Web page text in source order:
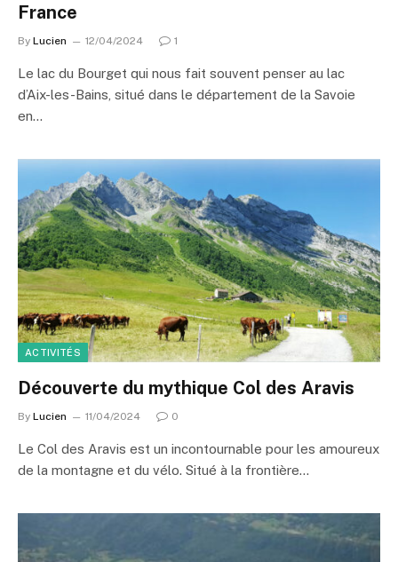
France
By Lucien 12/04/2024 1
Le lac du Bourget qui nous fait souvent penser au lac
d’Aix-les-Bains, situé dans le département de la Savoie
en…
ACTIVITÉS
Découverte du mythique Col des Aravis
By Lucien 11/04/2024 0
Le Col des Aravis est un incontournable pour les amoureux
de la montagne et du vélo. Situé à la frontière…